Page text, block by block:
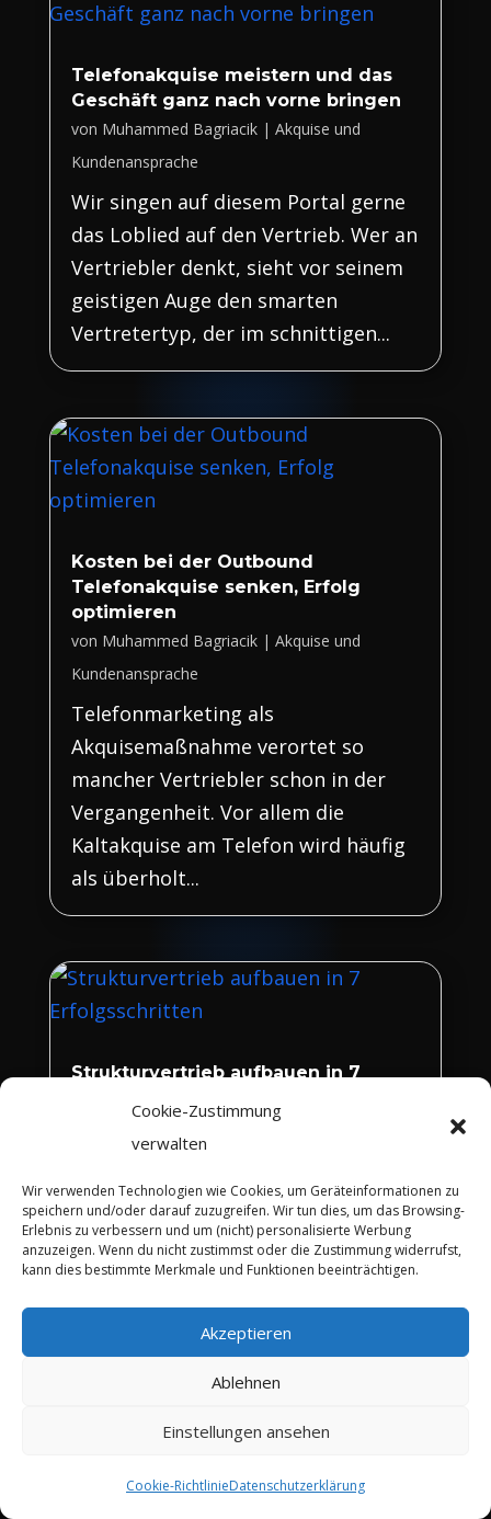
Cookie-Zustimmung
verwalten
Wir verwenden Technologien wie Cookies, um Geräteinformationen zu
speichern und/oder darauf zuzugreifen. Wir tun dies, um das Browsing-
Erlebnis zu verbessern und um (nicht) personalisierte Werbung
anzuzeigen. Wenn du nicht zustimmst oder die Zustimmung widerrufst,
kann dies bestimmte Merkmale und Funktionen beeinträchtigen.
Akzeptieren
Ablehnen
Einstellungen ansehen
Cookie-RichtlinieDatenschutzerklärung
Telefonakquise meistern und das
Geschäft ganz nach vorne bringen
von Muhammed Bagriacik| Akquise und
Kundenansprache
Wir singen auf diesem Portal gerne
das Loblied auf den Vertrieb. Wer an
Vertriebler denkt, sieht vor seinem
geistigen Auge den smarten
Vertretertyp, der im schnittigen...
Kosten bei der Outbound
Telefonakquise senken, Erfolg
optimieren
von Muhammed Bagriacik| Akquise und
Kundenansprache
Telefonmarketing als
Akquisemaßnahme verortet so
mancher Vertriebler schon in der
Vergangenheit. Vor allem die
Kaltakquise am Telefon wird häufig
als überholt...
Strukturvertrieb aufbauen in 7
|Vertriebsstrategie
Wer einen Strukturvertrieb
aufbauen will, steigt damit ins
sogenannte Netzwerkmarketing ein.
gehört in die Kategorie
Direktvertrieb...